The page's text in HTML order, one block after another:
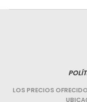
LOS PRECIOS